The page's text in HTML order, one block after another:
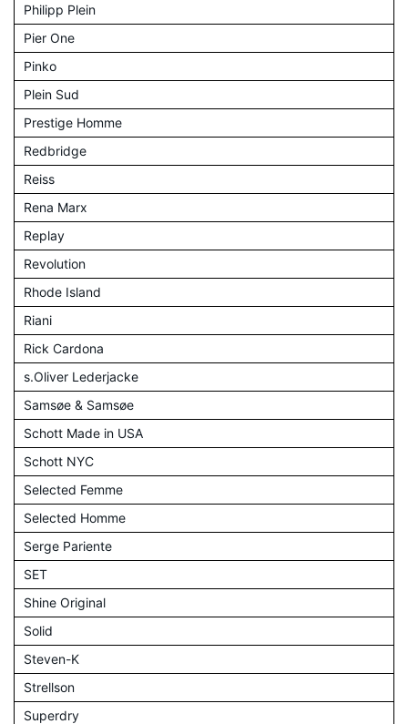
Philipp Plein
Pier One
Pinko
Plein Sud
Prestige Homme
Redbridge
Reiss
Rena Marx
Replay
Revolution
Rhode Island
Riani
Rick Cardona
s.Oliver Lederjacke
Samsøe & Samsøe
Schott Made in USA
Schott NYC
Selected Femme
Selected Homme
Serge Pariente
SET
Shine Original
Solid
Steven-K
Strellson
Superdry